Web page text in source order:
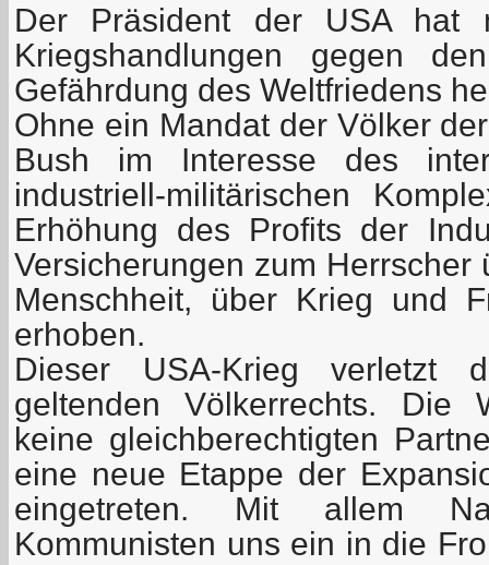
Der Präsident der USA hat
Kriegshandlungen gegen
Gefährdung des Weltfriedens
Ohne ein Mandat der Völker
Bush im Interesse des
industriell-militärischen
Erhöhung des Profits der
Versicherungen zum Herrscher
Menschheit, über Krieg und
erhoben.
Dieser USA-Krieg verletzt
geltenden Völkerrechts. Die
keine gleichberechtigten
eine neue Etappe der
eingetreten. Mit allem
Kommunisten uns ein in die